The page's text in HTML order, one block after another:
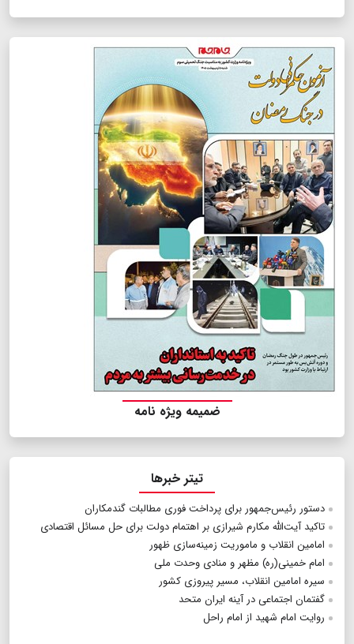
ضمیمه ویژه نامه
تیتر خبرها
دستور رئیس‌جمهور برای پرداخت فوری مطالبات گندمکاران
تاکید آیت‌الله مکارم شیرازی بر اهتمام دولت برای حل مسائل اقتصادی
امامین انقلاب و ماموریت زمینه‌سازی ظهور
امام خمینی(ره) مظهر و منادی وحدت ملی
سیره امامین انقلاب، مسیر پیروزی کشور
گفتمان اجتماعی در آینه ایران متحد
روایت امام شهید از امام راحل